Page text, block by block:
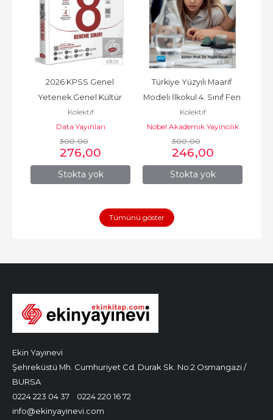
Stokta yok
2026 KPSS Genel
Yetenek Genel Kültür
Tamamı Çözümlü 8
Deneme Sınavı
Kolektif
Data Yayınları
300,00
276,00
Stokta yok
Türkiye Yüzyılı Maarif
Modeli İlkokul 4. Sınıf Fen
Bilimleri Dersi...
Kolektif
Nobel Akademik Yayıncılık
300,00
246,00
Tümünü göster
Ekin Yayınevi
Şehreküstü Mh. Cumhuriyet Cd. Durak Sk. No:2 Osmangazi /
BURSA
0224 223 04 37
0224 220 16 72
info@ekinyayinevi.com